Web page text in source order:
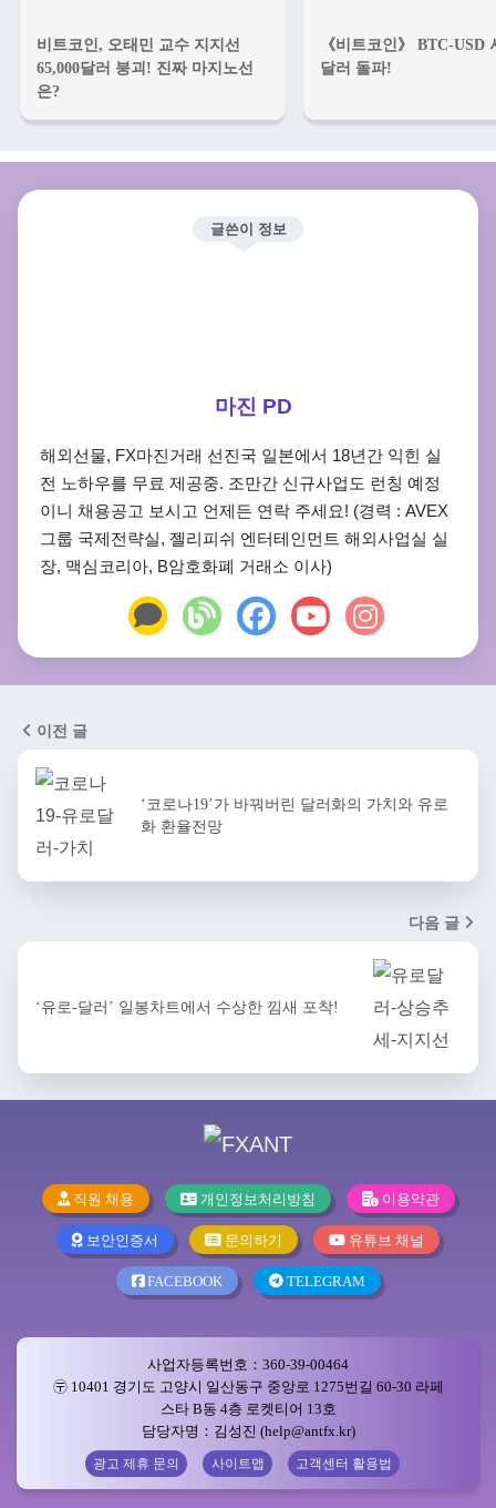
비트코인, 오태민 교수 지지선
65,000달러 붕괴! 진짜 마지노선
은?
《비트코인》 BTC-USD
달러 돌파!
글쓴이 정보
마진 PD
해외선물, FX마진거래 선진국 일본에서 18년간 익힌 실
전 노하우를 무료 제공중. 조만간 신규사업도 런칭 예정
이니 채용공고 보시고 언제든 연락 주세요! (경력 : AVEX
그룹 국제전략실, 젤리피쉬 엔터테인먼트 해외사업실 실
장, 맥심코리아, B암호화폐 거래소 이사)
이전 글
‘코로나19’가 바꿔버린 달러화의 가치와 유로
화 환율전망
다음 글
‘유로-달러’ 일봉차트에서 수상한 낌새 포착!
직원 채용 개인정보처리방침 이용약관
보안인증서 문의하기 유튜브 채널
FACEBOOK TELEGRAM
사업자등록번호：360-39-00464
〶 10401 경기도 고양시 일산동구 중앙로 1275번길 60-30 라페
스타 B동 4층 로켓티어 13호
담당자명：김성진 (help@antfx.kr)
광고 제휴 문의 사이트맵 고객센터 활용법